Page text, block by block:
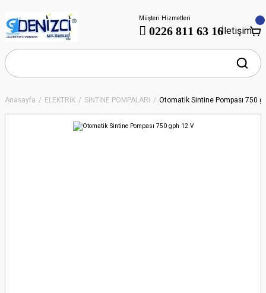
Müşteri Hizmetleri
0226 811 63 16İletişim
Anasayfa ELEKTRİK SİNTİNE POMPALARI Otomatik Sintine Pompası 750